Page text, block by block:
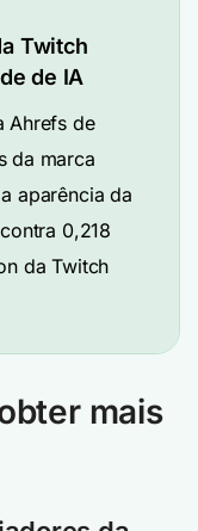
Twitch
de IA
Ahrefs de
da marca
aparência da
0,218
da Twitch
mais